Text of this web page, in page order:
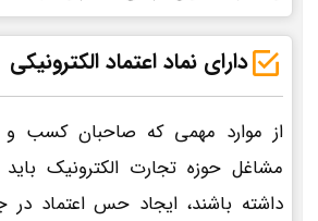
دارای نماد اعتماد الکترونیکی
از موارد مهمی که صاحبان کسب و
مشاغل حوزه تجارت الکترونیک
داشته باشند، ایجاد حس اعتماد